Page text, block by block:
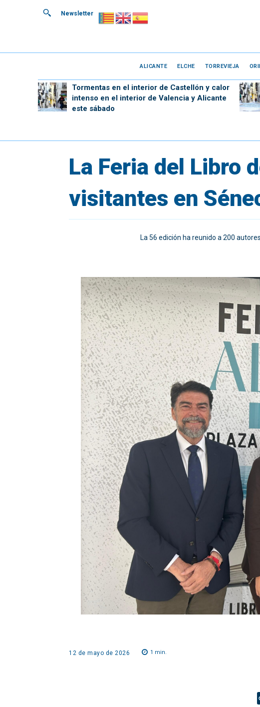
Newsletter
ALICANTE ELCHE TORREVIEJA
Tormentas en el interior de Castellón y calor
intenso en el interior de Valencia y Alicante
este sábado
La Feria del Libro
visitantes en
La 56 edición ha reunido a 200
12 de mayo de 2026 1 min.